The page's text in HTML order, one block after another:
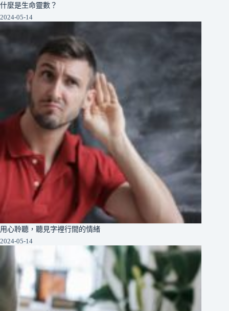
什麼是生命靈數？
2024-05-14
用心聆聽，聽見字裡行間的情緒
2024-05-14